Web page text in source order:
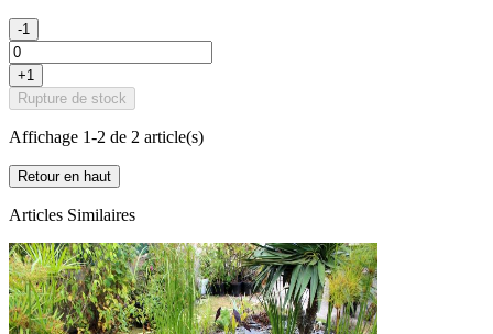
-1
+1
Rupture de stock
Affichage 1-2 de 2 article(s)
Retour en haut
Articles Similaires